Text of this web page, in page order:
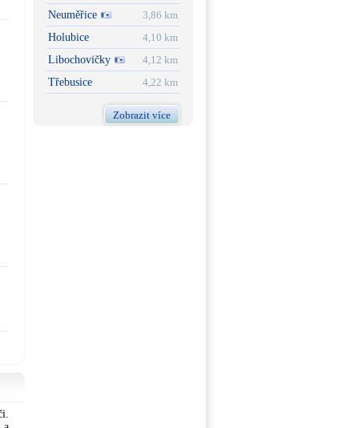
Neuměřice
3,86 km
Holubice
4,10 km
Libochovičky
4,12 km
Třebusice
4,22 km
Zobrazit více